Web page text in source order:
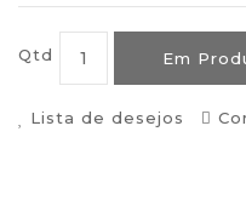
Qtd Em
Lista de desejos